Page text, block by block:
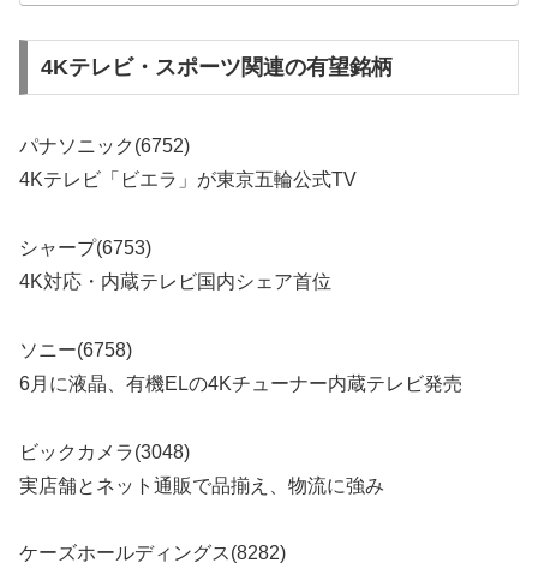
4Kテレビ・スポーツ関連の有望銘柄
パナソニック(6752)
4Kテレビ「ビエラ」が東京五輪公式TV
シャープ(6753)
4K対応・内蔵テレビ国内シェア首位
ソニー(6758)
6月に液晶、有機ELの4Kチューナー内蔵テレビ発売
ビックカメラ(3048)
実店舗とネット通販で品揃え、物流に強み
ケーズホールディングス(8282)